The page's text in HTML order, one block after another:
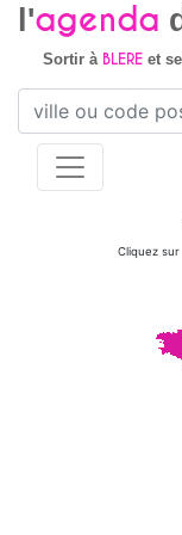
l'agenda
Sortir à BLEREet
Cliquez